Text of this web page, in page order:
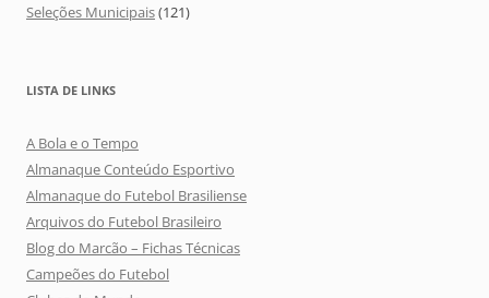
Seleções Municipais(121)
LISTA DE LINKS
A Bola e o Tempo
Almanaque Conteúdo Esportivo
Almanaque do Futebol Brasiliense
Arquivos do Futebol Brasileiro
Blog do Marcão – Fichas Técnicas
Campeões do Futebol